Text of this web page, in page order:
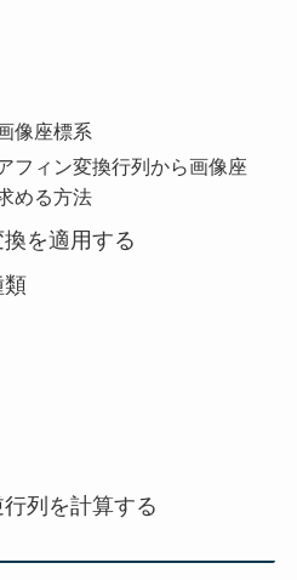
像座標系
フィン変換行列から画像座
める方法
を適用する
類
列を計算する